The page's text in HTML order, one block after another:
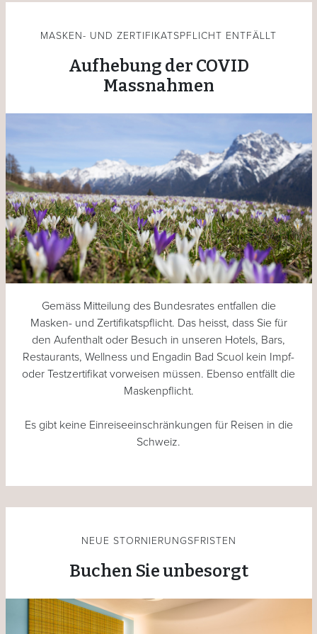
MASKEN- UND ZERTIFIKATSPFLICHT ENTFÄLLT
Aufhebung der COVID
Massnahmen
Gemäss Mitteilung des Bundesrates entfallen die
Masken- und Zertifikatspflicht. Das heisst, dass Sie für
den Aufenthalt oder Besuch in unseren Hotels, Bars,
Restaurants, Wellness und Engadin Bad Scuol kein Impf-
oder Testzertifikat vorweisen müssen. Ebenso entfällt die
Maskenpflicht.
Es gibt keine Einreiseeinschränkungen für Reisen in die
Schweiz.
NEUE STORNIERUNGSFRISTEN
Buchen Sie unbesorgt